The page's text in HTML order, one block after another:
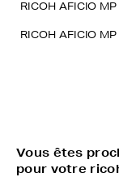
RICOH AFICIO
RICOH AFICIO
Vous êtes
pour votre